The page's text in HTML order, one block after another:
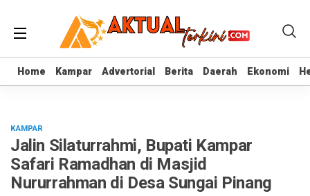
Home Kampar Advertorial Berita Daerah Ekonomi
Home Kampar Advertorial Berita Daerah Ekonomi
KAMPAR
Jalin Silaturrahmi, Bupati Kampar
Safari Ramadhan di Masjid
Nururrahman di Desa Sungai Pinang